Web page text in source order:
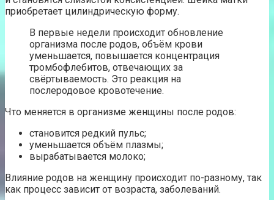
приобретает цилиндрическую форму.
В первые недели происходит обновление
организма после родов, объём крови
уменьшается, повышается концентрация
тромбофлебитов, отвечающих за
свёртываемость. Это реакция на
послеродовое кровотечение.
Что меняется в организме женщины после родов:
становится редкий пульс;
уменьшается объём плазмы;
вырабатывается молоко;
Влияние родов на женщину происходит по-разному, так
как процесс зависит от возраста, заболеваний.